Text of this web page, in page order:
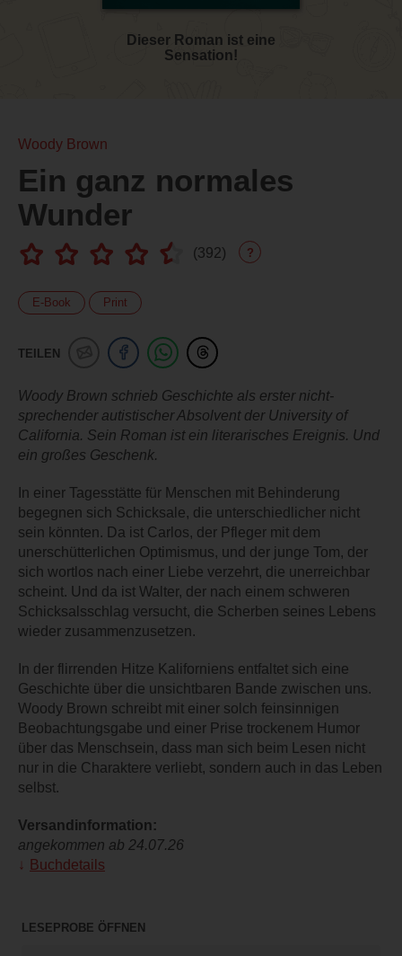
Dieser Roman ist eine
Sensation!
Woody Brown
Ein ganz normales
Wunder
(392) ?
E-Book Print
TEILEN
Woody Brown schrieb Geschichte als erster nicht-
sprechender autistischer Absolvent der University of
California. Sein Roman ist ein literarisches Ereignis. Und
ein großes Geschenk.
In einer Tagesstätte für Menschen mit Behinderung
begegnen sich Schicksale, die unterschiedlicher nicht
sein könnten. Da ist Carlos, der Pfleger mit dem
unerschütterlichen Optimismus, und der junge Tom, der
sich wortlos nach einer Liebe verzehrt, die unerreichbar
scheint. Und da ist Walter, der nach einem schweren
Schicksalsschlag versucht, die Scherben seines Lebens
wieder zusammenzusetzen.
In der flirrenden Hitze Kaliforniens entfaltet sich eine
Geschichte über die unsichtbaren Bande zwischen uns.
Woody Brown schreibt mit einer solch feinsinnigen
Beobachtungsgabe und einer Prise trockenem Humor
über das Menschsein, dass man sich beim Lesen nicht
nur in die Charaktere verliebt, sondern auch in das Leben
selbst.
Versandinformation:
angekommen ab 24.07.26
Buchdetails
LESEPROBE ÖFFNEN